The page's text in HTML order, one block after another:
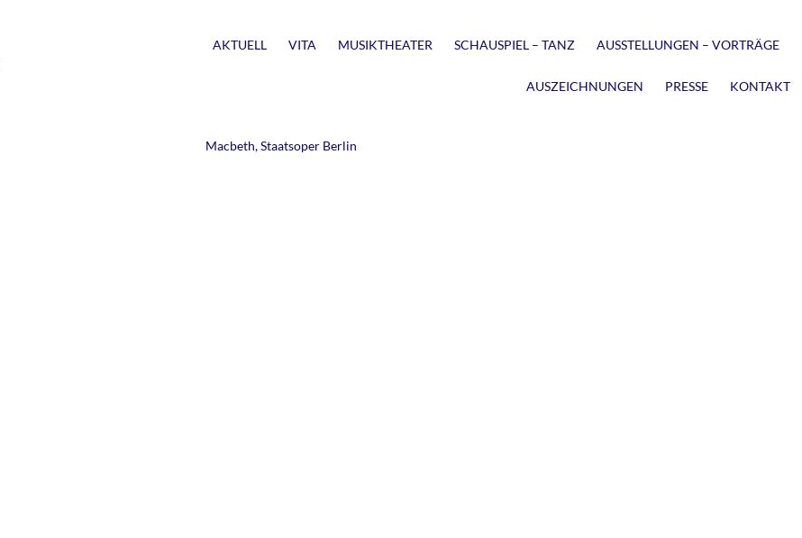
AKTUELL VITA MUSIKTHEATER SCHAUSPIEL – TANZ AUSSTELLUNGEN – VORTRÄGE
AUSZEICHNUNGEN PRESSE KONTAKT
Macbeth, Staatsoper Berlin